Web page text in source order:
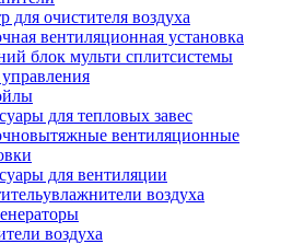
для очистителя воздуха
вентиляционная установка
блок мульти сплитсистемы
для тепловых завес
вентиляционные
для вентиляции
воздуха
воздуха